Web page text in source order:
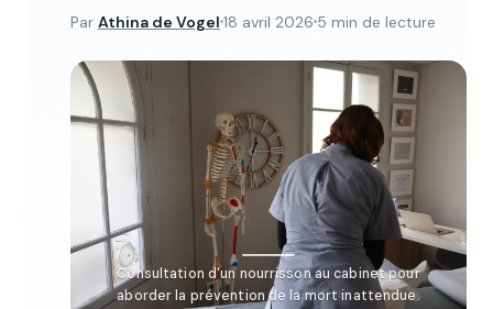
Par Athina de Vogel 18 avril 2026 5 min de lecture
Consultation d'un nourrisson au cabinet pour
aborder la prévention de la mort inattendue.